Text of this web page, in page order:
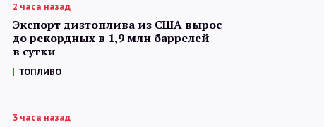
2 часа назад
Экспорт дизтоплива из США вырос
до рекордных в 1,9 млн баррелей
в сутки
ТОПЛИВО
3 часа назад